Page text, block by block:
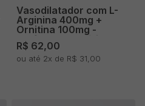
Vasodilatador com L-
Arginina 400mg +
Ornitina 100mg -
Performance Física -
60 doses
R$ 62,00
ou até 2x de R$ 31,00